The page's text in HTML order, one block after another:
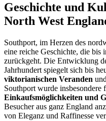
Geschichte und
North West
Southport, im Herzen des
eine reiche Geschichte, die bis
zurückgeht. Die Entwicklung
Jahrhundert spiegelt sich bis
viktorianischen Veranden
Southport wurde insbesondere
Einkaufsmöglichkeiten und
Besucher aus ganz England
von Eleganz und Raffinesse